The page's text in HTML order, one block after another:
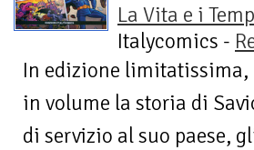
La Vita e i
Italycomics -
In edizione limitatissima,
in volume la storia di
di servizio al suo paese,